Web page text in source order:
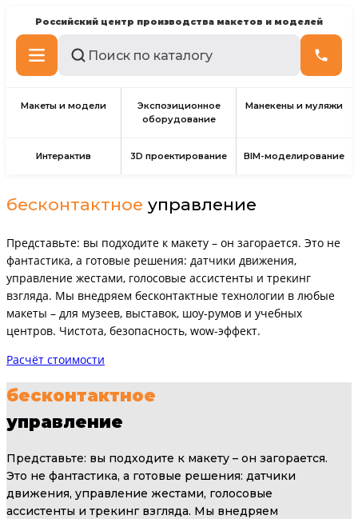
Российский центр производства макетов и моделей
Макеты и модели
Экспозиционное
оборудование
Манекены и муляжи
Интерактив 3D проектирование BIM-моделирование
бесконтактное управление
Представьте: вы подходите к макету – он загорается. Это не
фантастика, а готовые решения: датчики движения,
управление жестами, голосовые ассистенты и трекинг
взгляда. Мы внедряем бесконтактные технологии в любые
макеты – для музеев, выставок, шоу-румов и учебных
центров. Чистота, безопасность, wow-эффект.
Расчёт стоимости
бесконтактное
управление
Представьте: вы подходите к макету – он загорается.
Это не фантастика, а готовые решения: датчики
движения, управление жестами, голосовые
ассистенты и трекинг взгляда. Мы внедряем